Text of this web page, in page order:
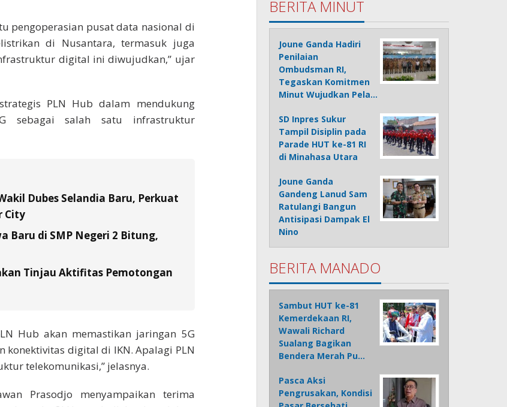
pengoperasian pusat data nasional di
di Nusantara, termasuk juga
digital ini diwujudkan,” ujar
PLN Hub dalam mendukung
sebagai salah satu infrastruktur
Dubes Selandia Baru, Perkuat
City
Baru di SMP Negeri 2 Bitung,
Tinjau Aktifitas Pemotongan
Hub akan memastikan jaringan 5G
digital di IKN. Apalagi PLN
telekomunikasi,” jelasnya.
Prasodjo menyampaikan terima
BERITA MINUT
Joune Ganda Hadiri
Penilaian
Ombudsman RI,
Tegaskan Komitmen
Minut Wujudkan Pela…
SD Inpres Sukur
Tampil Disiplin pada
Parade HUT ke-81 RI
di Minahasa Utara
Joune Ganda
Gandeng Lanud Sam
Ratulangi Bangun
Antisipasi Dampak El
Nino
BERITA MANADO
Sambut HUT ke-81
Kemerdekaan RI,
Wawali Richard
Sualang Bagikan
Bendera Merah Pu…
Pasca Aksi
Pengrusakan, Kondisi